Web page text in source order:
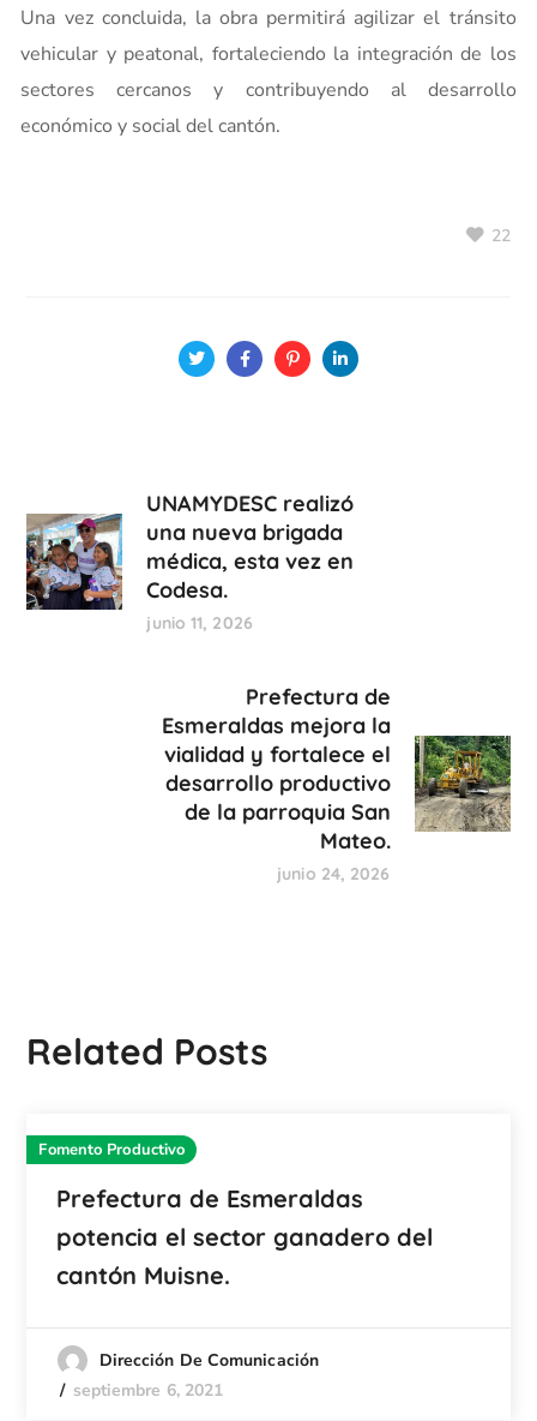
Una vez concluida, la obra permitirá agilizar el tránsito
vehicular y peatonal, fortaleciendo la integración de los
sectores cercanos y contribuyendo al desarrollo
económico y social del cantón.
22
UNAMYDESC realizó
una nueva brigada
médica, esta vez en
Codesa.
junio 11, 2026
Prefectura de
Esmeraldas mejora la
vialidad y fortalece el
desarrollo productivo
de la parroquia San
Mateo.
junio 24, 2026
Related Posts
Fomento Productivo
Prefectura de Esmeraldas
potencia el sector ganadero del
cantón Muisne.
Dirección De Comunicación
septiembre 6, 2021